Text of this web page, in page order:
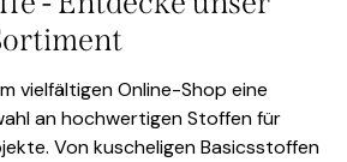
vielfältigen Online-Shop eine
an hochwertigen Stoffen für
Von kuscheligen Basicsstoffen